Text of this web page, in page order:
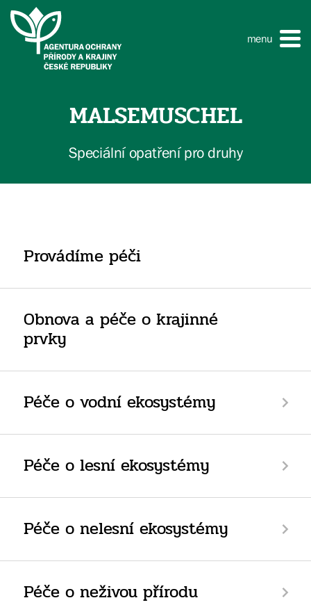
menu
MALSEMUSCHEL
Speciální opatření pro druhy
Provádíme péči
Obnova a péče o krajinné
prvky
Péče o vodní ekosystémy
Péče o lesní ekosystémy
Péče o nelesní ekosystémy
Péče o neživou přírodu